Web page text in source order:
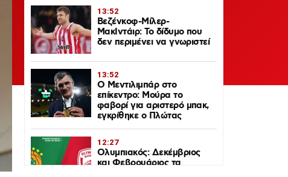
13:52
Βεζένκοφ-Μίλερ-
ΜακΙντάιρ: Το δίδυμο που
δεν περιμένει να γνωριστεί
13:52
Ο Μεντιλιμπάρ στο
επίκεντρο: Μούρα το
φαβορί για αριστερό μπακ,
εγκρίθηκε ο Πλώτας
12:27
Ολυμπιακός: Δεκέμβριος
και Φεβρουάριος τα